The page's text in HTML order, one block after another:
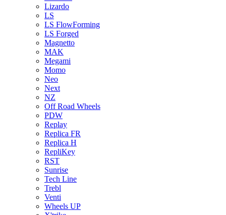
Lizardo
LS
LS FlowForming
LS Forged
Magnetto
MAK
Megami
Momo
Neo
Next
NZ
Off Road Wheels
PDW
Replay
Replica FR
Replica H
RepliKey
RST
Sunrise
Tech Line
Trebl
Venti
Wheels UP